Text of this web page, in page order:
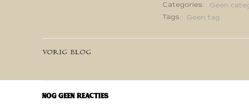
Categories:
Geen
Tags:
Geen tag
Bericht
navigatie
VORIG BLOG
Nog geen reacties